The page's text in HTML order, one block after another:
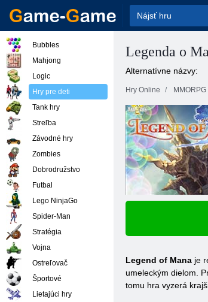
Legenda o
Alternatívne názvy:
Hry Online
Legend of Mana je
umeleckým dielom.
tomu hra vyzerá
Bubbles
Mahjong
Logic
Hry pre deti
Tank hry
Streľba
Závodné hry
Zombies
Dobrodružstvo
Futbal
Lego NinjaGo
Spider-Man
Stratégia
Vojna
Ostreľovač
Športové
Lietajúci hry